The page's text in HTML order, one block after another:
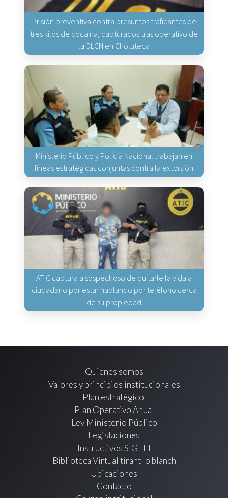
Prisión preventiva contra presuntos traficantes de
tres kilos de cocaína, capturados tras operativo de
la DLCN en Choluteca
Ministerio Público y Policía Nacional trabajan en
líneas estratégicas conjuntas contra la extorsión
ATIC captura a sospechoso de quitarle la vida a
ciudadano por estar hablando por teléfono cerca
de su propiedad
Quienes somos
Valores y principios institucionales
Plan estratégico
Plan Operativo Anual
Ley Ministerio Público
Legislaciones
Instructivos SIGEFI
Biblioteca Virtual tirant lo blanch
Ubicaciones
Contacto